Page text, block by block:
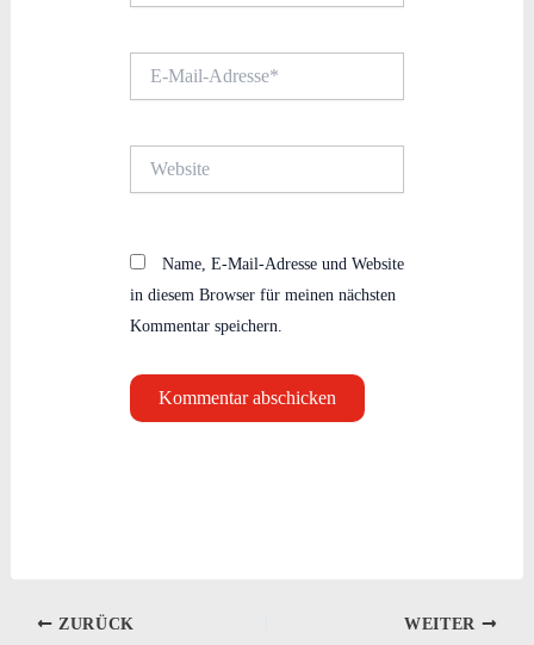
Mail-
Name, E-Mail-Adresse und Website
in diesem Browser für meinen nächsten
Kommentar speichern.
ZURÜCK WEITER